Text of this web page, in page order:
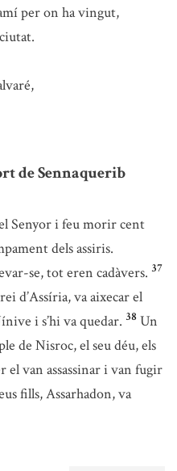
per on ha vingut,
de Sennaquerib
Senyor i feu morir cent
dels assiris.
se, tot eren cadàvers. 37
d’Assíria, va aixecar el
i s’hi va quedar. 38 Un
de Nisroc, el seu déu, els
el van assassinar i van fugir
fills, Assarhadon, va